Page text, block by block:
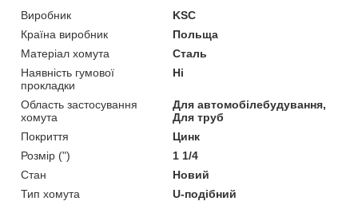
Виробник
KSC
Країна виробник
Польща
Матеріал хомута
Сталь
Наявність гумової
прокладки
Ні
Область застосування
хомута
Для автомобілебудування,
Для труб
Покриття
Цинк
Розмір (")
1 1/4
Стан
Новий
Тип хомута
U-подібний